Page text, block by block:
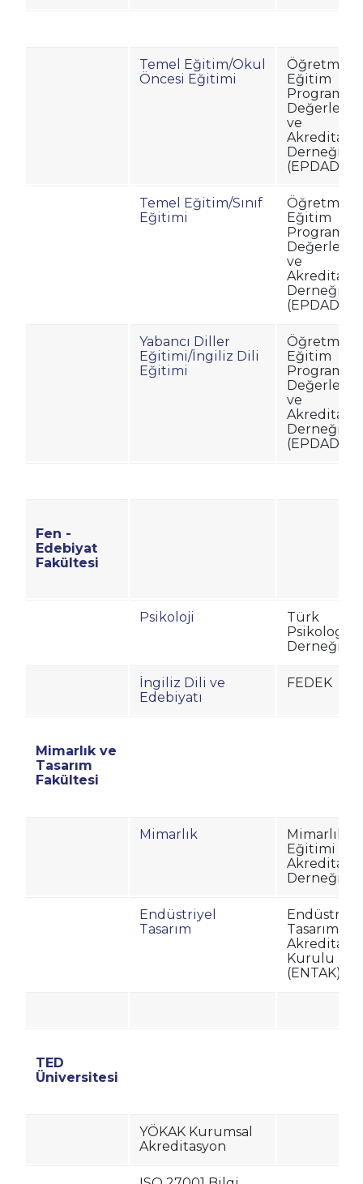
Temel Eğitim/Okul
Öncesi Eğitimi
Eğitim
ve
Derneği
(EPDAD)
Temel Eğitim/Sınıf
Eğitimi
Eğitim
ve
Derneği
(EPDAD)
Yabancı Diller
Eğitimi/İngiliz Dili
Eğitimi
Eğitim
ve
Derneği
(EPDAD)
Fen -
Edebiyat
Fakültesi
Psikoloji
Türk
Psikologlar
Derneği
İngiliz Dili ve
Edebiyatı
FEDEK
Mimarlık ve
Tasarım
Fakültesi
Mimarlık
Mimarlık
Eğitimi
Derneği
Endüstriyel
Tasarım
Endüstriyel
Tasarım
Kurulu
(ENTAK)
TED
Üniversitesi
YÖKAK Kurumsal
Akreditasyon